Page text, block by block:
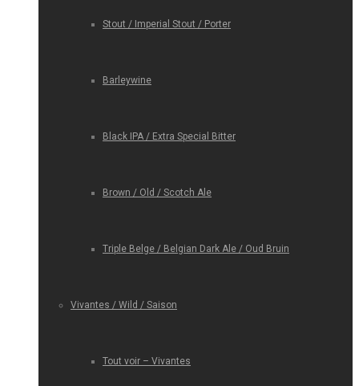
Stout / Imperial Stout / Porter
Barleywine
Black IPA / Extra Special Bitter
Brown / Old / Scotch Ale
Triple Belge / Belgian Dark Ale / Oud Bruin
Vivantes / Wild / Saison
Tout voir – Vivantes